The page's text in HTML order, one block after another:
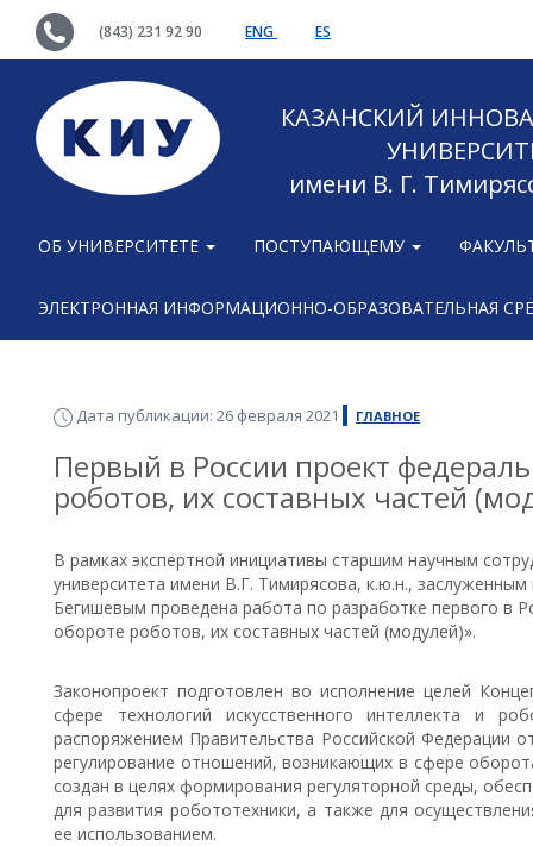
(843) 231 92 90 ENG ES
КАЗАНСКИЙ
имени В. Г.
ОБ УНИВЕРСИТЕТЕ ПОСТУПАЮЩЕМУ
ЭЛЕКТРОННАЯ ИНФОРМАЦИОННО-ОБРАЗОВАТЕЛЬНАЯ
Дата публикации: 26 февраля 2021 ГЛАВНОЕ
Первый в России проект
роботов, их составных частей
В рамках экспертной инициативы старшим научным
университета имени В.Г. Тимирясова, к.ю.н.,
Бегишевым проведена работа по разработке первого в
обороте роботов, их составных частей (модулей)».
Законопроект подготовлен во исполнение целей
сфере технологий искусственного интеллекта и
распоряжением Правительства Российской Федерации
регулирование отношений, возникающих в сфере
создан в целях формирования регуляторной среды,
для развития робототехники, а также для
ее использованием.